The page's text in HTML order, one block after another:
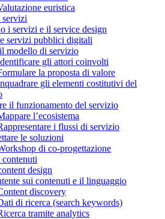
euristica
servizi
i servizi e il service design
servizi pubblici digitali
modello di servizio
gli attori coinvolti
la proposta di valore
gli elementi costitutivi del
il funzionamento del servizio
l’ecosistema
i flussi di servizio
le soluzioni
di co-progettazione
contenuti
design
sui contenuti e il linguaggio
discovery
di ricerca (search keywords)
tramite analytics